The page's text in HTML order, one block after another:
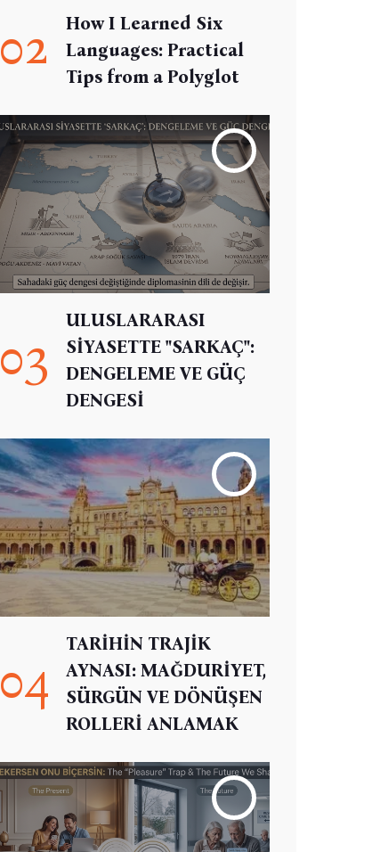
02
How I Learned Six
Languages: Practical
Tips from a Polyglot
03
ULUSLARARASI
SİYASETTE "SARKAÇ":
DENGELEME VE GÜÇ
DENGESİ
04
TARİHİN TRAJİK
AYNASI: MAĞDURİYET,
SÜRGÜN VE DÖNÜŞEN
ROLLERİ ANLAMAK